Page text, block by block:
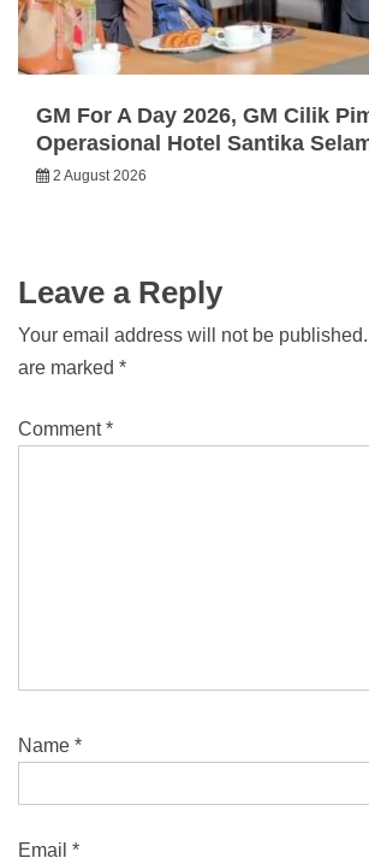
GM For A Day 2026, GM Cilik
Operasional Hotel Santika
2 August 2026
Leave a Reply
Your email address will not be published.
are marked *
Comment*
Name *
Email *